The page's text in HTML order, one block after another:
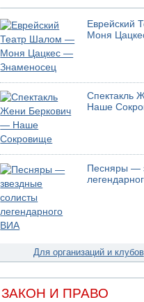
Еврейский
Моня
Спектакль
Наше
Песняры —
Для организаций и клубов
ЗАКОН И ПРАВО